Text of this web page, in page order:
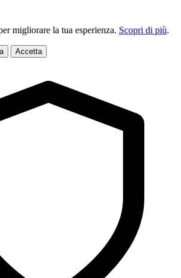
migliorare la tua esperienza. Scopri di più.
Accetta